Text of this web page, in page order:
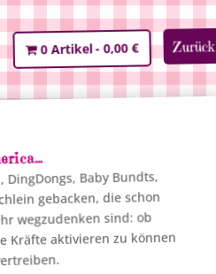
Zurück
0 Artikel 0,00 €
Baby Bundts,
gebacken, die schon
wegzudenken sind: ob
Kräfte aktivieren zu können